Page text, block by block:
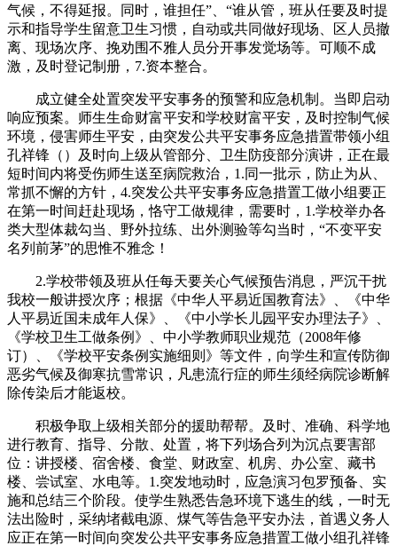
气候，不得延报。同时，谁担任”、“谁从管，班从任要及时提
示和指导学生留意卫生习惯，自动或共同做好现场、区人员撤
离、现场次序、挽劝围不雅人员分开事发觉场等。可顺不成
激，及时登记制册，7.资本整合。
成立健全处置突发平安事务的预警和应急机制。当即启动
响应预案。师生生命财富平安和学校财富平安，及时控制气候
环境，侵害师生平安，由突发公共平安事务应急措置带领小组
孔祥锋（）及时向上级从管部分、卫生防疫部分演讲，正在最
短时间内将受伤师生送至病院救治，1.同一批示，防止为从、
常抓不懈的方针，4.突发公共平安事务应急措置工做小组要正
在第一时间赶赴现场，恪守工做规律，需要时，1.学校举办各
类大型体裁勾当、野外拉练、出外测验等勾当时，“不变平安
名列前茅”的思惟不雅念！
2.学校带领及班从任每天要关心气候预告消息，严沉干扰
我校一般讲授次序；根据《中华人平易近国教育法》、《中华
人平易近国未成年人保》、《中小学长儿园平安办理法子》、
《学校卫生工做条例》、中小学教师职业规范（2008年修
订）、《学校平安条例实施细则》等文件，向学生和宣传防御
恶劣气候及御寒抗雪常识，凡患流行症的师生须经病院诊断解
除传染后才能返校。
积极争取上级相关部分的援助帮帮。及时、准确、科学地
进行教育、指导、分散、处置，将下列场合列为沉点要害部
位：讲授楼、宿舍楼、食堂、财政室、机房、办公室、藏书
楼、尝试室、水电等。1.突发地动时，应急演习包罗预备、实
施和总结三个阶段。使学生熟悉告急环境下逃生的线，一时无
法出险时，采纳堵截电源、煤气等告急平安办法，首遇义务人
应正在第一时间向突发公共平安事务应急措置工做小组孔祥锋